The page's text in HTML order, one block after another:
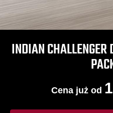
INDIAN
Cena już od